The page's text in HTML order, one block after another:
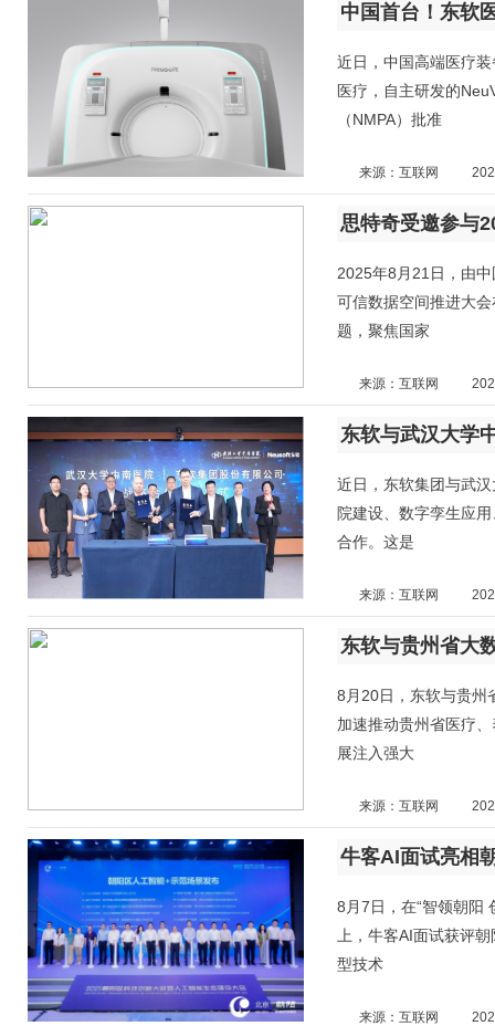
中国首台！东软
近日，中国高端医疗
医疗，自主研发的
（NMPA）批准
来源：互联网
思特奇受邀参与
2025年8月21日，由
可信数据空间推进大
题，聚焦国家
来源：互联网
东软与武汉大学
近日，东软集团与武
院建设、数字孪生应
合作。这是
来源：互联网
东软与贵州省大
8月20日，东软与贵州
加速推动贵州省医疗
展注入强大
来源：互联网
牛客AI面试亮相
8月7日，在“智领朝阳
上，牛客AI面试获评
型技术
来源：互联网